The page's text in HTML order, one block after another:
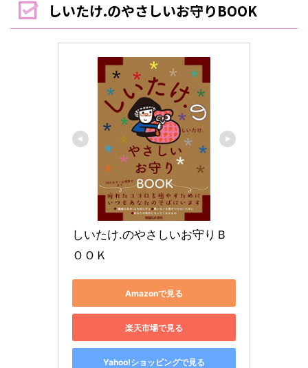
しいたけ.のやさしいお守りBOOK
しいたけ.のやさしいお守りＢ
ＯＯＫ
Amazonで見る
楽天市場で見る
Yahoo!ショッピングで見る